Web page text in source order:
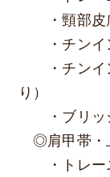
・頸部皮
・チンイ
・チンイ
り）
・ブリッ
◎肩甲帯・
・トレー